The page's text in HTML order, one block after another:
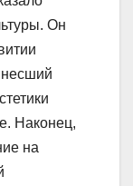
Он
Наконец,
на